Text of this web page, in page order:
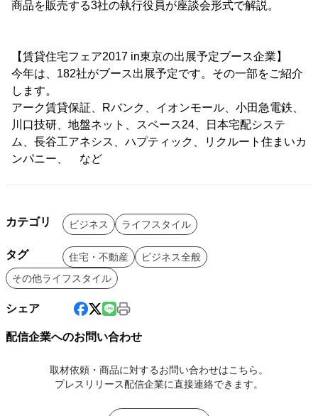
商品を販売する3社の執行役員が座談会形式で解説。
【賃貸住宅フェア2017 in東京の出展予定ブース企業】
今年は、182社がブース出展予定です。その一部をご紹介
します。
アーク賃貸保証、Rバンク、イオンモール、小田急電鉄、
川口技研、地盤ネット、スペース24、日本宅配システ
ム、長谷工アネシス、ハプティック、リクルート住まいカ
ンパニー、 など
カテゴリ ビジネス ライフスタイル
タグ 住宅・不動産
ビジネス全般
その他ライフスタイル
シェア
配信企業へのお問い合わせ
取材依頼・商品に対するお問い合わせはこちら。
プレスリリース配信企業に直接連絡できます。